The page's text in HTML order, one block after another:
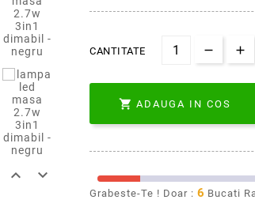
 
CANTITATE
 ADAUGA IN COS
Grabeste-Te ! Doar : 6 Bucati